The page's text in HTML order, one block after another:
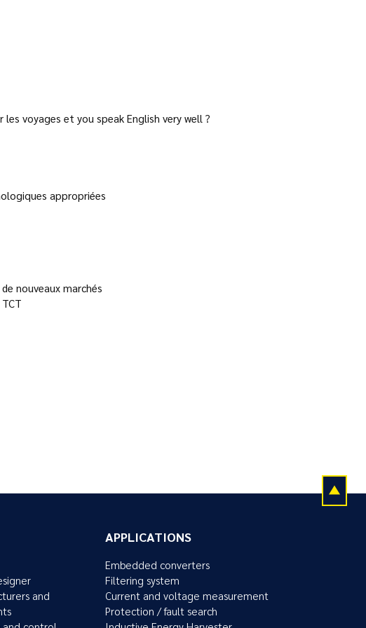
voyages et you speak English very well ?
appropriées
nouveaux marchés
and
APPLICATIONS
Embedded converters
Filtering system
Current and voltage measurement
Protection / fault search